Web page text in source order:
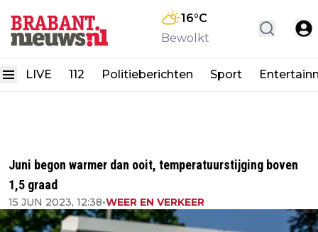
16°C
Bewolkt
LIVE 112 Politieberichten Sport
Juni begon warmer dan ooit, temperatuurstijging boven
1,5 graad
15 JUN 2023, 12:38•WEER EN VERKEER